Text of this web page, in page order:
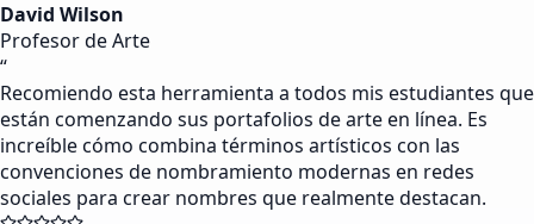
David Wilson
Profesor de Arte
“
Recomiendo esta herramienta a todos mis estudiantes que
están comenzando sus portafolios de arte en línea. Es
increíble cómo combina términos artísticos con las
convenciones de nombramiento modernas en redes
sociales para crear nombres que realmente destacan.